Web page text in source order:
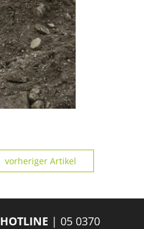
vorheriger Artikel
HOTLINE | 05 0370